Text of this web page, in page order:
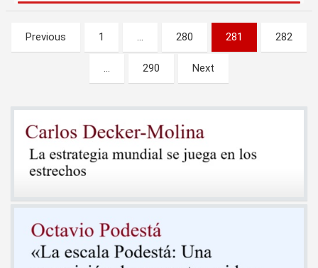
Paginación
de
Previous 1 … 280 281 282
… 290 Next